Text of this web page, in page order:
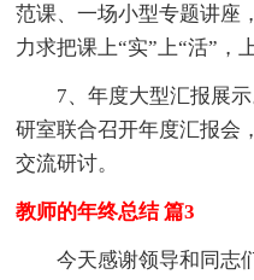
范课、一场小型专题讲座
力求把课上“实”上“活”，
7、年度大型汇报展示
研室联合召开年度汇报会
交流研讨。
教师的年终总结 篇3
今天感谢领导和同志